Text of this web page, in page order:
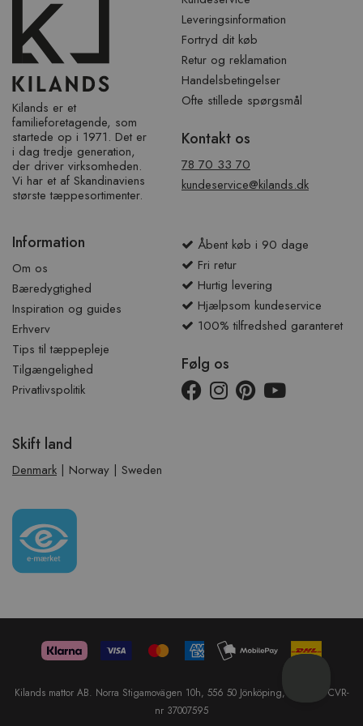
Kilands er et
familieforetagende, som
startede op i 1971. Det er
i dag tredje generation,
der driver virksomheden.
Vi har et af ​​Skandinaviens
største tæppesortimenter.
Leveringsinformation
Fortryd dit køb
Retur og reklamation
Handelsbetingelser
Ofte stillede spørgsmål
Kontakt os
78 70 33 70
kundeservice@kilands.dk
Information
Om os
Bæredygtighed
Inspiration og guides
Erhverv
Tips til tæppepleje
Tilgængelighed
Privatlivspolitik
Åbent køb i 90 dage
Fri retur
Hurtig levering
Hjælpsom kundeservice
100% tilfredshed garanteret
Følg os
Skift land
Denmark | Norway | Sweden
Kilands mattor AB. Norra Stigamovägen 10h, 556 50 Jönköping, Sweden. CVR-
nr 37007595